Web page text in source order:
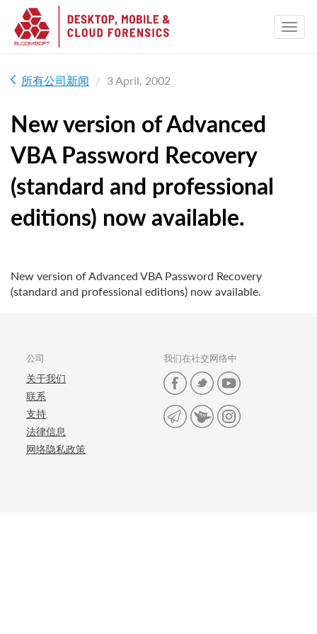
所有公司新闻 3 April, 2002
New version of Advanced
VBA Password Recovery
(standard and professional
editions) now available.
New version of Advanced VBA Password Recovery
(standard and professional editions) now available.
公司
关于我们
联系
支持
法律信息
网络隐私政策
我们在社交网络中